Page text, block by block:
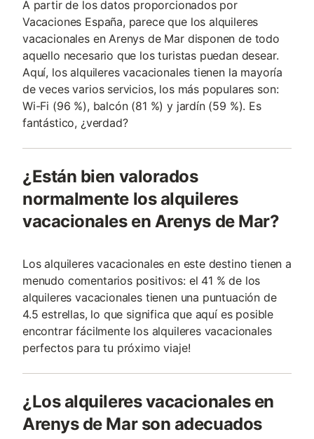
A partir de los datos proporcionados por
Vacaciones España, parece que los alquileres
vacacionales en Arenys de Mar disponen de todo
aquello necesario que los turistas puedan desear.
Aquí, los alquileres vacacionales tienen la mayoría
de veces varios servicios, los más populares son:
Wi-Fi (96 %), balcón (81 %) y jardín (59 %). Es
fantástico, ¿verdad?
¿Están bien valorados
normalmente los alquileres
vacacionales en Arenys de Mar?
Los alquileres vacacionales en este destino tienen a
menudo comentarios positivos: el 41 % de los
alquileres vacacionales tienen una puntuación de
4.5 estrellas, lo que significa que aquí es posible
encontrar fácilmente los alquileres vacacionales
perfectos para tu próximo viaje!
¿Los alquileres vacacionales en
Arenys de Mar son adecuados